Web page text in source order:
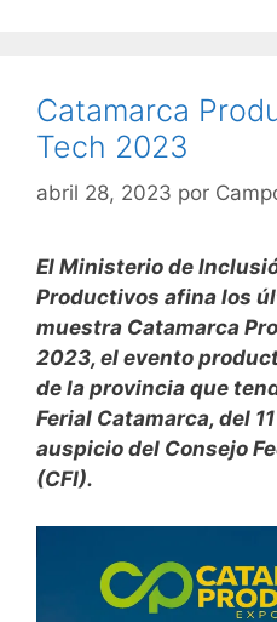
Catamarca
Tech 2023
abril 28, 2023 por
El Ministerio de
Productivos afina los
muestra Catamarca
2023, el evento
de la provincia que
Ferial Catamarca, del
auspicio del Consejo
(CFI).